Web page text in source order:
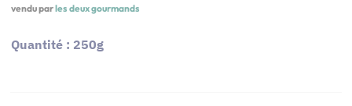
vendu parles deux gourmands
Quantité : 250g